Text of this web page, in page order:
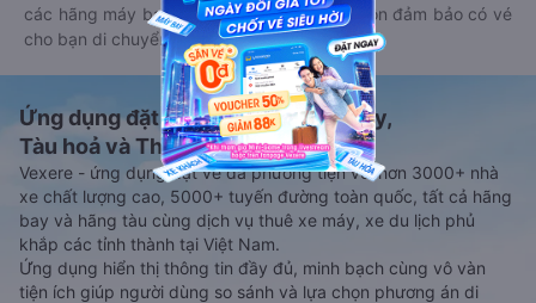
các hãng máy bay, xe khách và tàu hoả, luôn đảm bảo có vé
cho bạn di chuyển.
Ứng dụng đặt vé Xe khách, Máy bay,
Tàu hoả và Thuê xe
Vexere - ứng dụng đặt vé đa phương tiện với hơn 3000+ nhà
xe chất lượng cao, 5000+ tuyến đường toàn quốc, tất cả hãng
bay và hãng tàu cùng dịch vụ thuê xe máy, xe du lịch phủ
khắp các tỉnh thành tại Việt Nam.
Ứng dụng hiển thị thông tin đầy đủ, minh bạch cùng vô vàn
tiện ích giúp người dùng so sánh và lựa chọn phương án di